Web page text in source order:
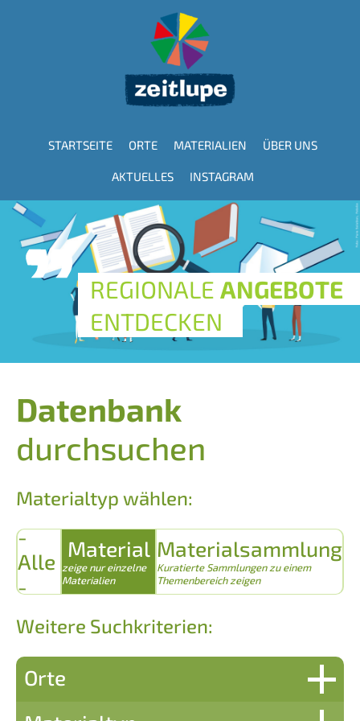
Hauptnavigation
STARTSEITE ORTE MATERIALIEN ÜBER UNS
AKTUELLES INSTAGRAM
REGIONALE ANGEBOTE
ENTDECKEN
Datenbank
durchsuchen
Materialtyp wählen:
-
Alle
-
Material
zeige nur einzelne
Materialien
Materialsammlung
Kuratierte Sammlungen zu einem
Themenbereich zeigen
Weitere Suchkriterien:
Orte